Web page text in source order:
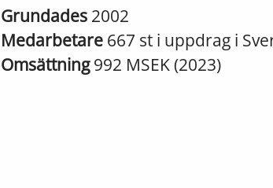
Grundades 2002
Medarbetare 667 st i uppdrag i
Omsättning992 MSEK (2023)